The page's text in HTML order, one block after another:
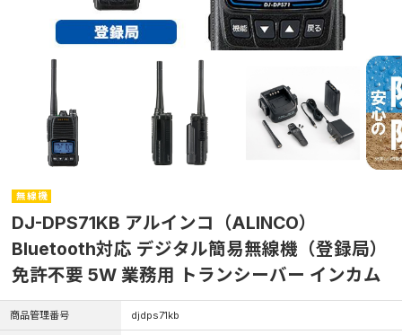
無 線 機
DJ-DPS71KB アルインコ（ALINCO）
Bluetooth対応 デジタル簡易無線機（登録局）
免許不要 5W 業務用 トランシーバー インカム
商品管理番号 djdps71kb